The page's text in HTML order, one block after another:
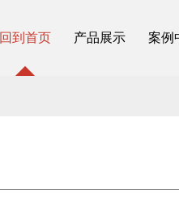
回到首页 产品展示 案例